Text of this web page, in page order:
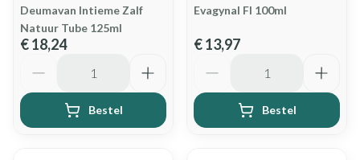
Deumavan Intieme Zalf
Natuur Tube 125ml
€ 18,24
Bestel
Evagynal Fl 100ml
€ 13,97
Bestel